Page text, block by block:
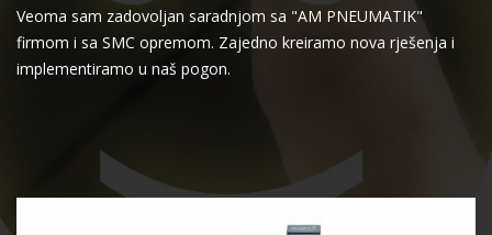
Veoma sam zadovoljan saradnjom sa "AM PNEUMATIK"
firmom i sa SMC opremom. Zajedno kreiramo nova rješenja i
implementiramo u naš pogon.